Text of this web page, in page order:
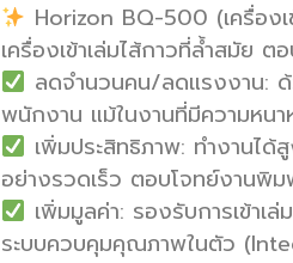
Horizon BQ-500 (เครื่อง
เครื่องเข้าเล่มไส้กาวที่ล้ำสมัย
ลดจำนวนคน/ลดแรงงาน: ด้
พนักงาน แม้ในงานที่มีความหน
เพิ่มประสิทธิภาพ: ทำงานไ
อย่างรวดเร็ว ตอบโจทย์งานพิ
เพิ่มมูลค่า: รองรับการเข้า
ระบบควบคุมคุณภาพในตัว